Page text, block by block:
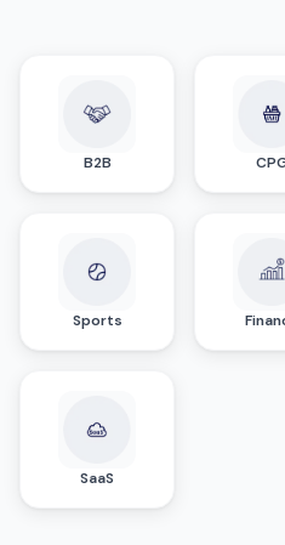
B2B
Sports
SaaS